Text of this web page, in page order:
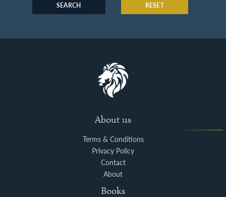
SEARCH RESET
About us
Terms & Conditions
Privacy Policy
Contact
About
Books